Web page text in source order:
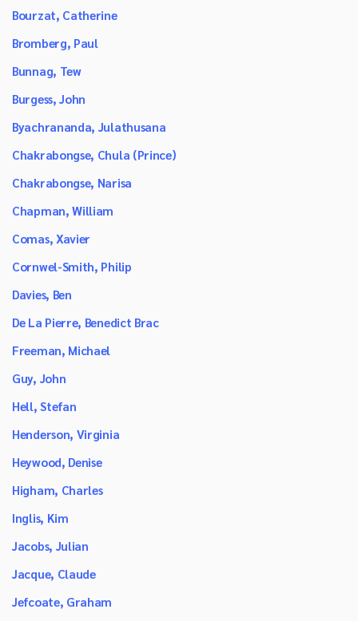
Bourzat, Catherine
Bromberg, Paul
Bunnag, Tew
Burgess, John
Byachrananda, Julathusana
Chakrabongse, Chula (Prince)
Chakrabongse, Narisa
Chapman, William
Comas, Xavier
Cornwel-Smith, Philip
Davies, Ben
De La Pierre, Benedict Brac
Freeman, Michael
Guy, John
Hell, Stefan
Henderson, Virginia
Heywood, Denise
Higham, Charles
Inglis, Kim
Jacobs, Julian
Jacque, Claude
Jefcoate, Graham